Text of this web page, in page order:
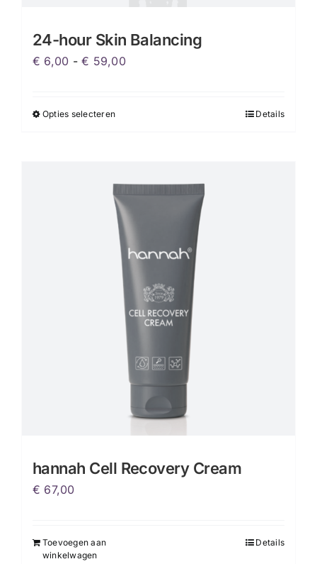
24-hour Skin Balancing
€ 6,00 - € 59,00Prijsklasse:
Opties selecterenDit
variaties.
Deze
optie
kan
gekozen
worden
op
de
productpagina
Details
hannah Cell Recovery Cream
€ 67,00
Toevoegen aan
winkelwagen
Details